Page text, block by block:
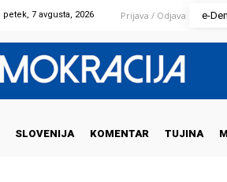
petek, 7 avgusta, 2026 Prijava / Odjava e-
SLOVENIJA KOMENTAR TUJINA